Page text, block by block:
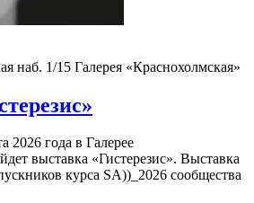
наб. 1/15 Галерея «Краснохолмская»
2026 года в Галерее
выставка «Гистерезис». Выставка
курса SA))_2026 сообщества